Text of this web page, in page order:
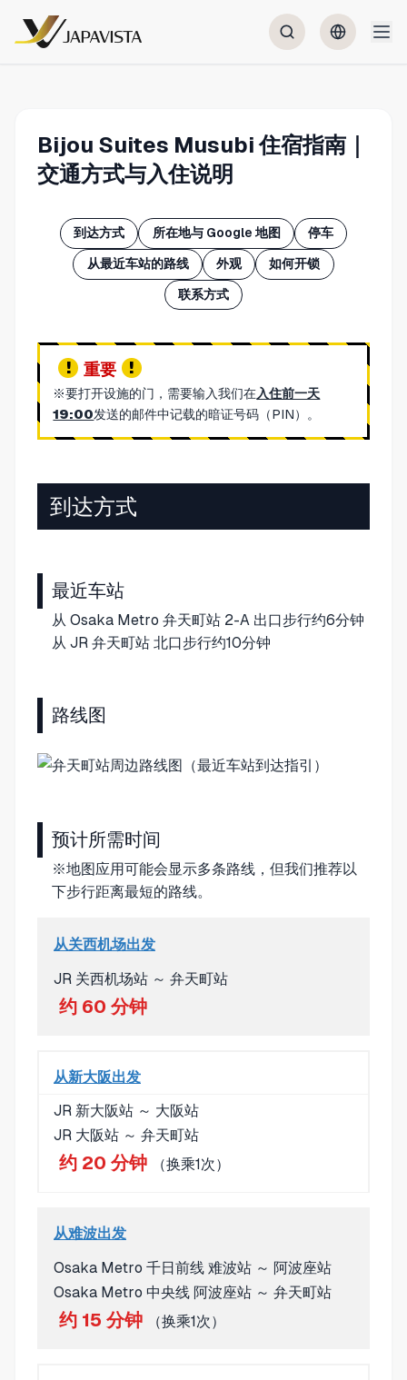
Bijou Suites Musubi 住宿指南｜
交通方式与入住说明
到达方式 所在地与 Google 地图 停车
从最近车站的路线 外观 如何开锁
联系方式
重要
※要打开设施的门，需要输入我们在入住前一天
19:00发送的邮件中记载的暗证号码（PIN）。
到达方式
最近车站
从 Osaka Metro 弁天町站 2-A 出口步行约6分钟
从 JR 弁天町站 北口步行约10分钟
路线图
预计所需时间
※地图应用可能会显示多条路线，但我们推荐以
下步行距离最短的路线。
从关西机场出发
JR 关西机场站 ～ 弁天町站
约 60 分钟
从新大阪出发
JR 新大阪站 ～ 大阪站
JR 大阪站 ～ 弁天町站
约 20 分钟 （换乘1次）
从难波出发
Osaka Metro 千日前线 难波站 ～ 阿波座站
Osaka Metro 中央线 阿波座站 ～ 弁天町站
约 15 分钟 （换乘1次）